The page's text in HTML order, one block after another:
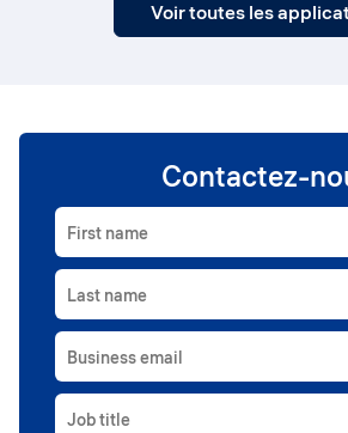
Voir toutes les
Contactez-
First name
Last name
Business email
Job title